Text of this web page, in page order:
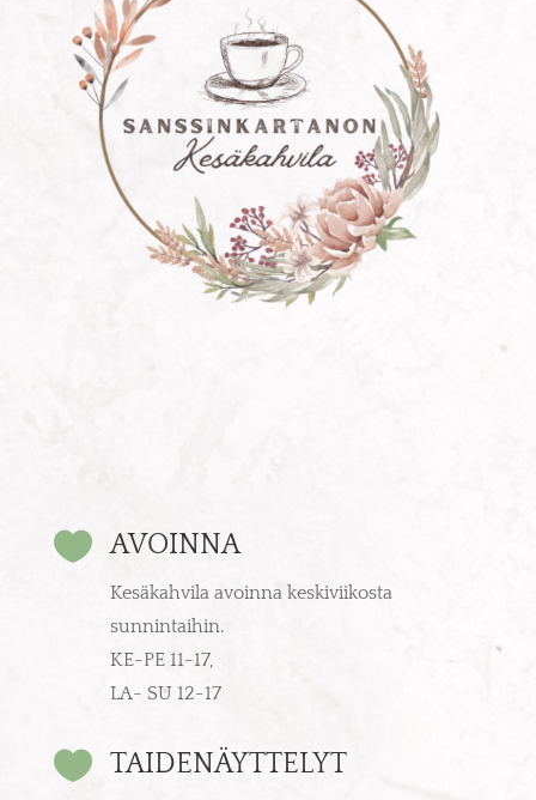
 AVOINNA
Kesäkahvila avoinna keskiviikosta
sunnintaihin.
KE-PE 11-17,
LA- SU 12-17
 TAIDENÄYTTELYT